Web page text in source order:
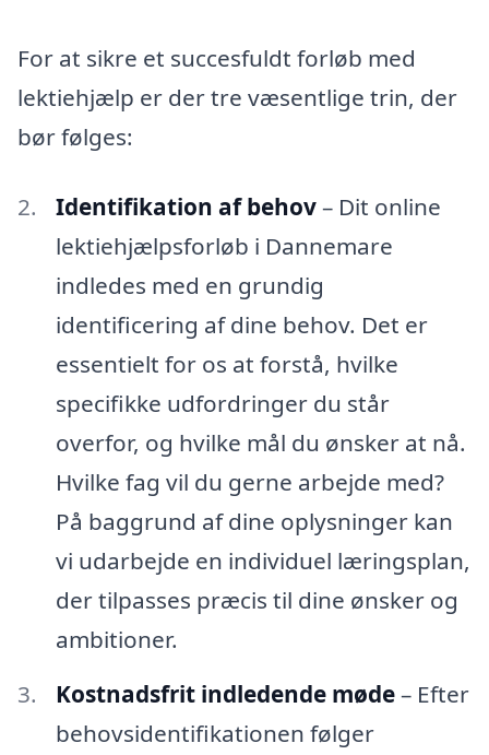
For at sikre et succesfuldt forløb med
lektiehjælp er der tre væsentlige trin, der
bør følges:
Identifikation af behov– Dit online
lektiehjælpsforløb i Dannemare
indledes med en grundig
identificering af dine behov. Det er
essentielt for os at forstå, hvilke
specifikke udfordringer du står
overfor, og hvilke mål du ønsker at nå.
Hvilke fag vil du gerne arbejde med?
På baggrund af dine oplysninger kan
vi udarbejde en individuel læringsplan,
der tilpasses præcis til dine ønsker og
ambitioner.
Kostnadsfrit indledende møde– Efter
behovsidentifikationen følger